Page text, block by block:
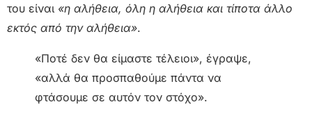
του είναι «η αλήθεια, όλη η αλήθεια και τίποτα άλλο
εκτός από την αλήθεια».
«Ποτέ δεν θα είμαστε τέλειοι», έγραψε,
«αλλά θα προσπαθούμε πάντα να
φτάσουμε σε αυτόν τον στόχο».